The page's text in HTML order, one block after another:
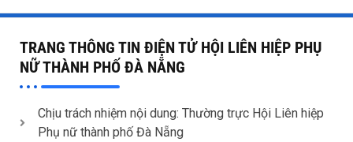
TRANG THÔNG TIN ĐIỆN TỬ HỘI LIÊN HIỆP PHỤ
NỮ THÀNH PHỐ ĐÀ NẴNG
Chịu trách nhiệm nội dung: Thường trực Hội Liên hiệp
Phụ nữ thành phố Đà Nẵng